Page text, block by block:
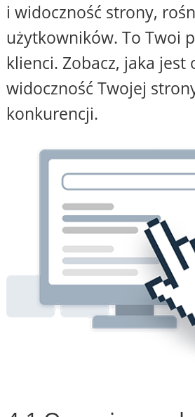
i widoczność strony,
użytkowników. To Twoi
klienci. Zobacz, jaka jest
widoczność Twojej
konkurencji.